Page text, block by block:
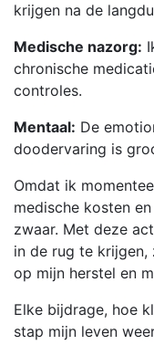
krijgen na de
Medische nazorg:
chronische
controles.
Mentaal: De
doodervaring is
​Omdat ik
medische kosten
zwaar. Met deze
in de rug te
op mijn herstel en
​Elke bijdrage, hoe
stap mijn leven